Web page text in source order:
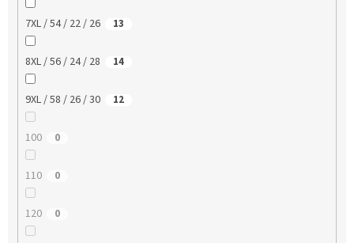
7XL / 54 / 22 / 26 13
8XL / 56 / 24 / 28 14
9XL / 58 / 26 / 30 12
100 0
110 0
120 0